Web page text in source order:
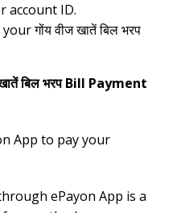
account ID.
गोंय वीज खातें बिल भरप
बिल भरप Bill Payment
App to pay your
ePayon App is a